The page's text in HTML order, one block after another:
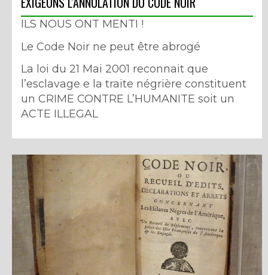
ILS NOUS ONT MENTI !
Le Code Noir ne peut être abrogé
La loi du 21 Mai 2001 reconnait que
l’esclavage e la traite négrière constituent
un CRIME CONTRE L’HUMANITE soit un
ACTE ILLEGAL